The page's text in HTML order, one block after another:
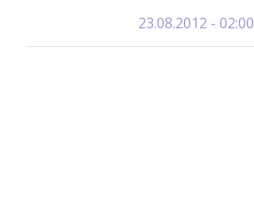
23.08.2012 - 02:00